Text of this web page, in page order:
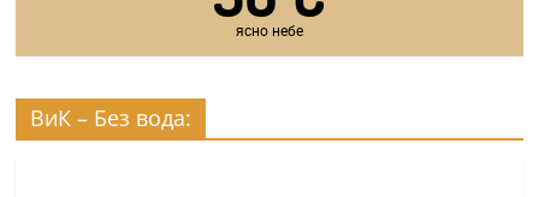
ясно небе
ВиК – Без вода: